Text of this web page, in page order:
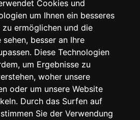
Cookies und
um Ihnen ein besseres
ermöglichen und die
besser an Ihre
Diese Technologien
um Ergebnisse zu
woher unsere
oder um unsere Website
Durch das Surfen auf
Sie der Verwendung